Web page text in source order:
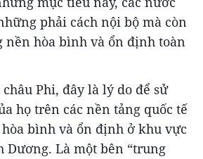
phải cách nội bộ mà còn
nền hòa bình và ổn định toàn
Phi, đây là lý do để sử
họ trên các nền tảng quốc tế
bình và ổn định ở khu vực
Dương. Là một bên “trung